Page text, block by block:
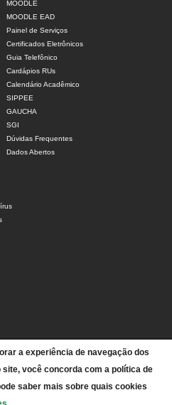
MOODLE
MOODLE EAD
Painel de Serviços
Certificados Eletrônicos
Guia Telefônico
Cardápios RUs
Calendário Acadêmico
SIPPEE
GAUCHA
SGI
Dúvidas Frequentes
Dados Abertos
a experiência de navegação dos
você concorda com a política de
saber mais sobre quais cookies